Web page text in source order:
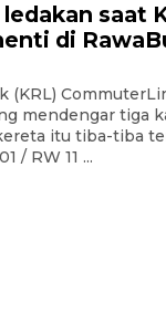
saat
di
(KRL)
mendengar tiga
itu tiba-tiba
/ RW 11 ...